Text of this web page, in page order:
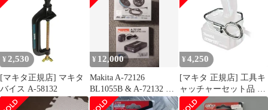
撹拌機 撹拌 かくはん機
かくはん アクセサリ ア
タッチメント 部品 交換
¥ 2,530
[マキタ正規店] マキタ
バイス A-58132
¥ 12,000
Makita A-72126
BL1055B & A-72132 セ
ット
¥ 4,250
[マキタ 正規店] 工具キ
ャッチャーセット品 A-
70851